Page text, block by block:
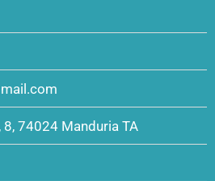
74024 Manduria TA